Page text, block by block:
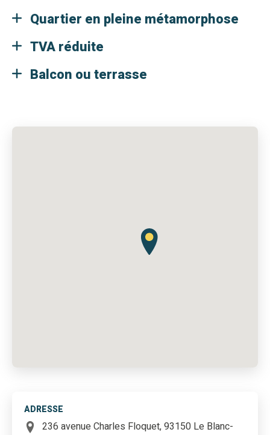
Quartier en pleine métamorphose
TVA réduite
Balcon ou terrasse
ADRESSE
236 avenue Charles Floquet, 93150 Le Blanc-